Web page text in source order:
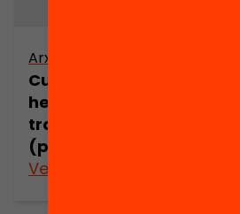
Arxiu
Cultures juvenils,
hegemonia i
transició social
(part 3)
Veure’n més